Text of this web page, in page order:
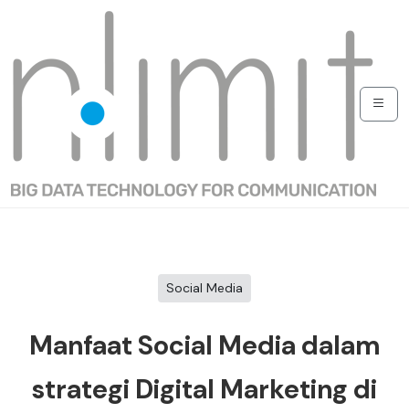
Social Media
Manfaat Social Media dalam
strategi Digital Marketing di